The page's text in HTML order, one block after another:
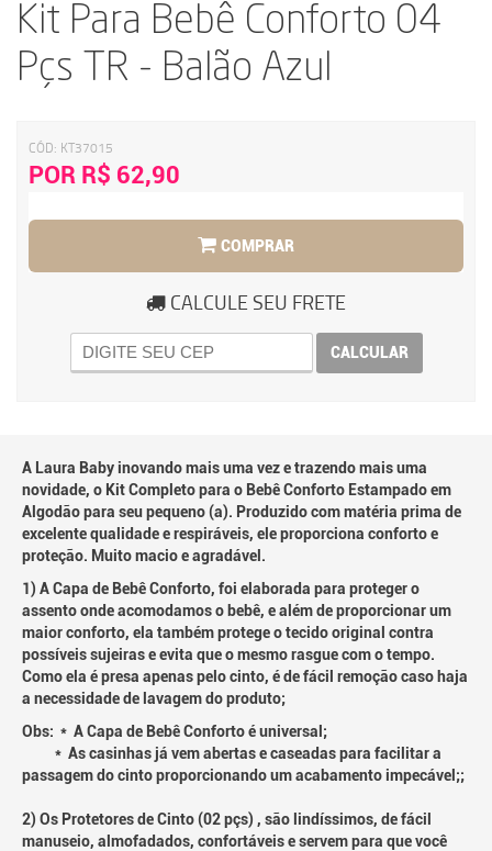
Kit Para Bebê Conforto 04
Pçs TR - Balão Azul
CÓD: KT37015
POR R$ 62,90
COMPRAR
CALCULE SEU FRETE
CALCULAR
A Laura Baby inovando mais uma vez e trazendo mais uma
novidade, o Kit Completo para o Bebê Conforto Estampado em
Algodão para seu pequeno (a). Produzido com matéria prima de
excelente qualidade e respiráveis, ele proporciona conforto e
proteção. Muito macio e agradável.
1) A Capa de Bebê Conforto, foi elaborada para proteger o
assento onde acomodamos o bebê, e além de proporcionar um
maior conforto, ela também protege o tecido original contra
possíveis sujeiras e evita que o mesmo rasgue com o tempo.
Como ela é presa apenas pelo cinto, é de fácil remoção caso haja
a necessidade de lavagem do produto;
Obs: * A Capa de Bebê Conforto é universal;
* As casinhas já vem abertas e caseadas para facilitar a
passagem do cinto proporcionando um acabamento impecável;;
2) Os Protetores de Cinto (02 pçs) , são lindíssimos, de fácil
manuseio, almofadados, confortáveis e servem para que você